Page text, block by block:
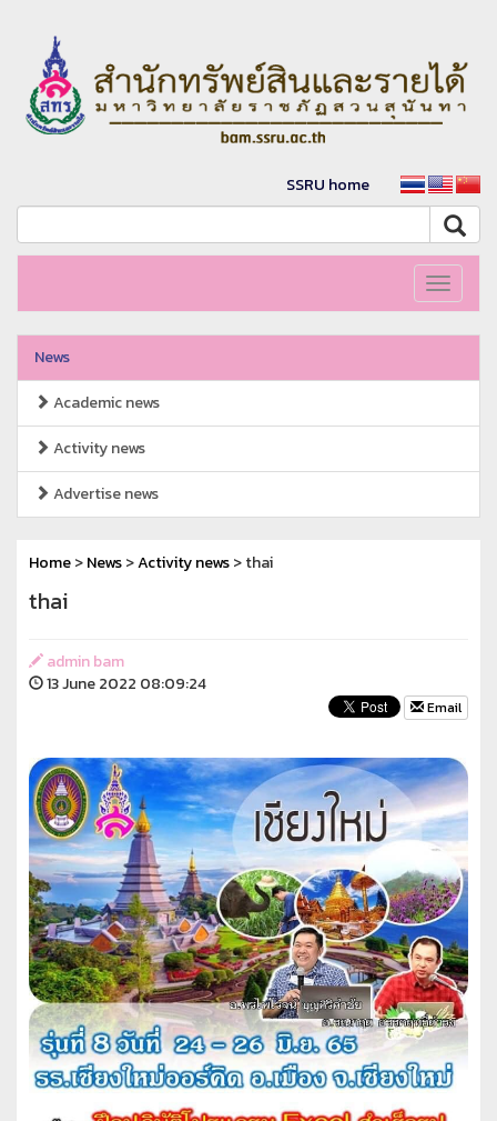
SSRU home
Toggle
News
Academic news
Activity news
Advertise news
Home>News>Activity news> thai
thai
admin bam
13 June 2022 08:09:24
Email